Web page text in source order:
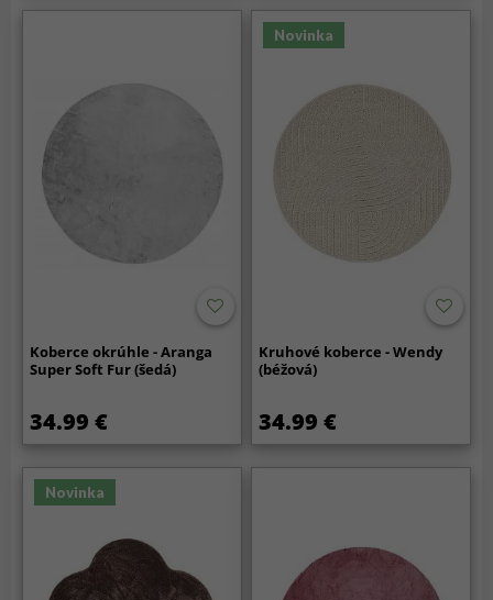
Koberce okrúhle - Aranga
Super Soft Fur (šedá)
34.99 €
Novinka
Kruhové koberce - Wendy
(béžová)
34.99 €
Novinka